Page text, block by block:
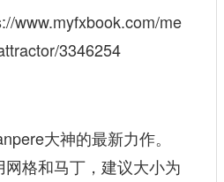
www.myfxbook.com/me
3346254
大神的最新力作。
格和马丁，建议大小为